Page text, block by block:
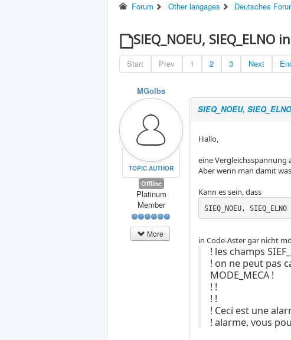
Forum Other langages Deutsches
SIEQ_NOEU, SIEQ_ELNO
Start Prev 1 2 3 Next
MGolbs
TOPIC AUTHOR
Offline
Platinum
Member
More
SIEQ_NOEU,
Hallo,
eine Vergleichsspannung
Aber wenn man damit
Kann es sein, dass
SIEQ_NOEU,
in Code-Aster gar nicht
! les champs
! on ne peut pas
MODE_MECA !
! !
! !
! Ceci est une
! alarme, vous